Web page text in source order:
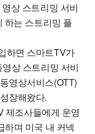
상 스트리밍 서비
하는 스트리밍 플
하면 스마트TV가
상 스트리밍 서비
영상서비스(OTT)
장해왔다.
제조사들에게 운영
하며 미국 내 커넥